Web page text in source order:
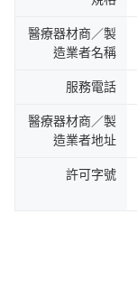
醫療器材商／製
造業者名稱
服務電話
醫療器材商／製
造業者地址
許可字號